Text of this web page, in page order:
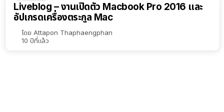
Liveblog – งานเปิดตัว Macbook Pro 2016 และ
อัปเกรดเครื่องตระกูล Mac
โดย Attapon Thaphaengphan
10 ปีที่แล้ว